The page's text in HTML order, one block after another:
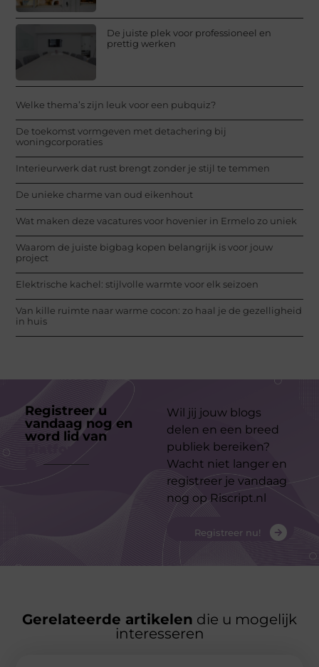
De juiste plek voor professioneel en
prettig werken
Welke thema’s zijn leuk voor een pubquiz?
De toekomst vormgeven met detachering bij
woningcorporaties
Interieurwerk dat rust brengt zonder je stijl te temmen
De unieke charme van oud eikenhout
Wat maken deze vacatures voor hovenier in Ermelo zo uniek
Waarom de juiste bigbag kopen belangrijk is voor jouw
project
Elektrische kachel: stijlvolle warmte voor elk seizoen
Van kille ruimte naar warme cocon: zo haal je de gezelligheid
in huis
Registreer u
vandaag nog en
word lid van
Wil jij jouw blogs
delen en een breed
publiek bereiken?
Wacht niet langer en
registreer je vandaag
nog op Riscript.nl
Registreer nu!
Gerelateerde artikelen die u mogelijk
interesseren